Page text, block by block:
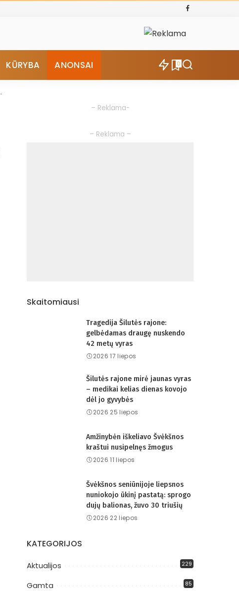
KŪRYBA ANONSAI 0
– Reklama-
– Reklama –
Skaitomiausi
Tragedija Šilutės rajone:
gelbėdamas draugę nuskendo
42 metų vyras
2026 17 liepos
Šilutės rajone mirė jaunas vyras
– medikai kelias dienas kovojo
dėl jo gyvybės
2026 25 liepos
Amžinybėn iškeliavo Švėkšnos
kraštui nusipelnęs žmogus
2026 11 liepos
Švėkšnos seniūnijoje liepsnos
nuniokojo ūkinį pastatą: sprogo
dujų balionas, žuvo 30 triušių
2026 22 liepos
KATEGORIJOS
Aktualijos 229
Gamta 85